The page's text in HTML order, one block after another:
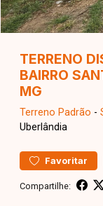
TERRENO
BAIRRO
MG
Terreno Padrão -
Uberlândia
Favoritar
Compartilhe: